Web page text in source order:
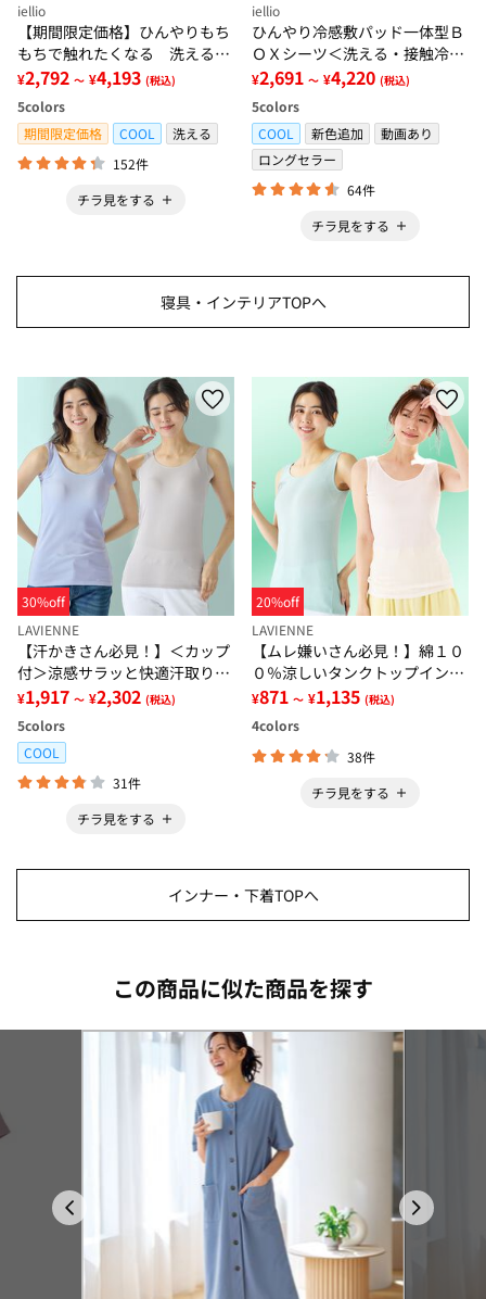
iellio
【期間限定価格】ひんやりもち
もちで触れたくなる 洗えるラ
グ＜低反発・滑りにくい・接触
冷感・防ダニ・カーペット＞
¥2,792 ～ ¥4,193 (税込)
5colors
期間限定価格
COOL
洗える
152件
チラ見をする
iellio
ひんやり冷感敷パッド一体型Ｂ
ＯＸシーツ＜洗える・接触冷
感・抗菌防臭・時短・家事楽・
ボックスシーツ・寝苦しさ対策
＞
¥2,691 ～ ¥4,220 (税込)
5colors
COOL
新色追加
動画あり
ロングセラー
64件
チラ見をする
寝具・インテリアTOPへ
30%off
LAVIENNE
【汗かきさん必見！】＜カップ
付＞涼感サラッと快適汗取りタ
ンクトップインナー＜さらりラ
ボ＞
¥1,917 ～ ¥2,302 (税込)
5colors
COOL
31件
チラ見をする
20%off
LAVIENNE
【ムレ嫌いさん必見！】綿１０
０％涼しいタンクトップインナ
ー＜さらりラボ＞
¥871 ～ ¥1,135 (税込)
4colors
38件
チラ見をする
インナー・下着TOPへ
この商品に似た商品を探す